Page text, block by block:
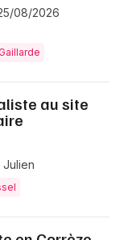
08/2026
au site
Julien